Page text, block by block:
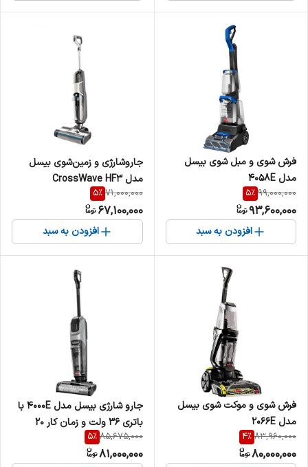
فرش شوی و مبل شوی بیسل
مدل 4058E
99,000,000
5%
93,600,000
افزودن به سبد
جاروشارژی و زمین‌شوی بیسل
مدل CrossWave HF3
Cordless Pro 3598E
71,000,000
5%
67,100,000
افزودن به سبد
فرش شوی و موکت شوی بیسل
مدل 2066E
83,960,000
4%
80,000,000
جارو شارژی بیسل مدل 4000E با
باتری ۳۶ ولت و زمان کار ۲۰
دقیقه
85,675,000
5%
81,000,000